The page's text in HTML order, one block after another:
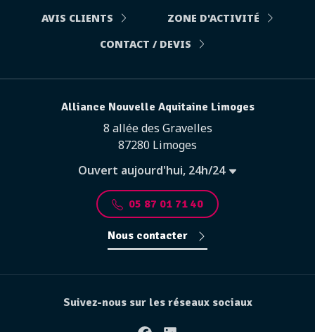
AVIS CLIENTS
ZONE D'ACTIVITÉ
CONTACT / DEVIS
Alliance Nouvelle Aquitaine Limoges
8 allée des Gravelles
87280 Limoges
Ouvert aujourd'hui, 24h/24
05 87 01 71 40
Nous contacter
Suivez-nous sur les réseaux sociaux